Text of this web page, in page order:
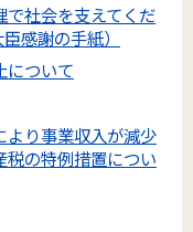
で社会を支えてくだ
感謝の手紙）
について
より事業収入が減少
税の特例措置につい